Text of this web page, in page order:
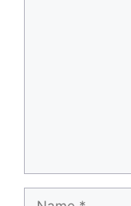
Name